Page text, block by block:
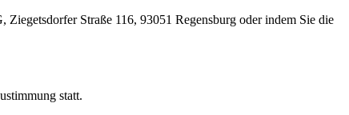
Straße 116, 93051 Regensburg oder indem Sie die
statt.